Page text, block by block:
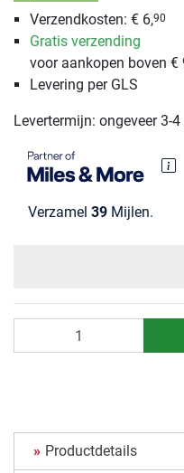
Verzendkosten: € 6,90
Gratis verzending
voor aankopen boven €
Levering per GLS
Levertermijn: ongeveer 3-
Verzamel 39 Mijlen.
Productdetails